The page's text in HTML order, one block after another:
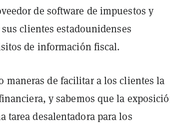
de software de impuestos y
clientes estadounidenses
de información fiscal.
maneras de facilitar a los clientes la
y sabemos que la
tarea desalentadora para los